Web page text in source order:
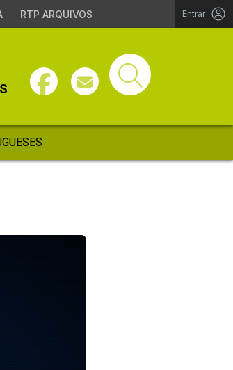
RTP ARQUIVOS Entrar